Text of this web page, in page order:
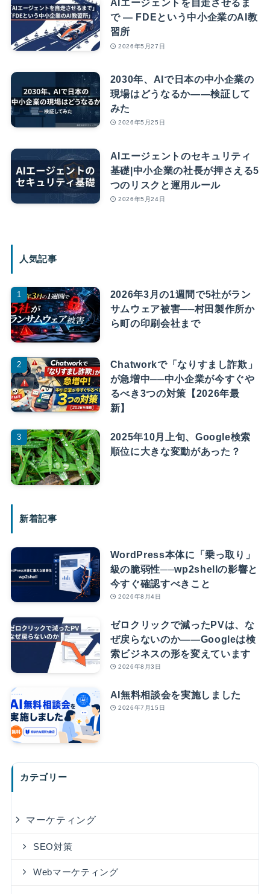
AIエージェントを自走させるま
で — FDEという中小企業のAI教
習所
2026年5月27日
2030年、AIで日本の中小企業の
現場はどうなるか――検証して
みた
2026年5月25日
AIエージェントのセキュリティ
基礎|中小企業の社長が押さえる5
つのリスクと運用ルール
2026年5月24日
人気記事
2026年3月の1週間で5社がラン
サムウェア被害──村田製作所か
ら町の印刷会社まで
Chatworkで「なりすまし詐欺」
が急増中──中小企業が今すぐや
るべき3つの対策【2026年最
新】
2025年10月上旬、Google検索
順位に大きな変動があった？
新着記事
WordPress本体に「乗っ取り」
級の脆弱性──wp2shellの影響と
今すぐ確認すべきこと
2026年8月4日
ゼロクリックで減ったPVは、な
ぜ戻らないのか――Googleは検
索ビジネスの形を変えています
2026年8月3日
AI無料相談会を実施しました
2026年7月15日
カテゴリー
マーケティング
SEO対策
Webマーケティング